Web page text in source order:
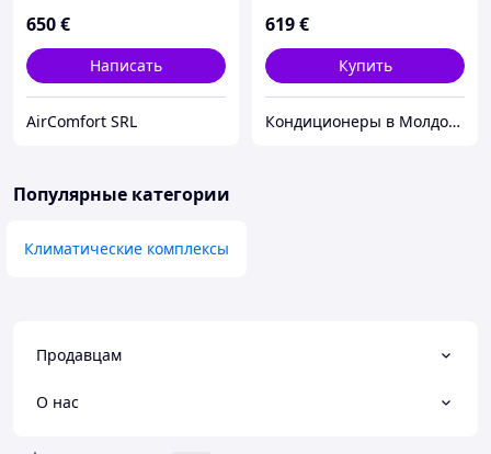
650€
Написать
AirComfort SRL
619€
Купить
Кондиционеры в Молдове
Популярные категории
Климатические комплексы
Продавцам
О нас